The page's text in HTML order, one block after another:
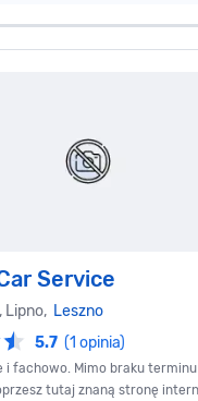
Service
Lipno, Leszno
5.7 (1 opinia)
i fachowo. Mimo braku terminu
tutaj znaną stronę